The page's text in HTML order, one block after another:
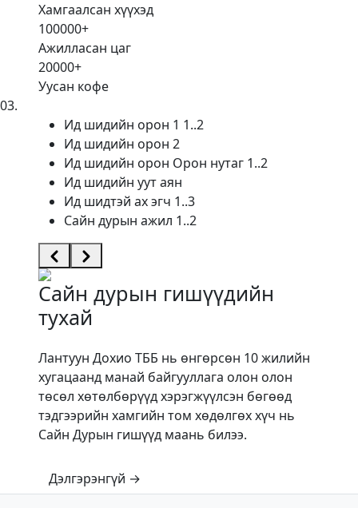
Хамгаалсан хүүхэд
100000+
Ажилласан цаг
20000+
Уусан кофе
03.
Ид шидийн орон 1 1..2
Ид шидийн орон 2
Ид шидийн орон Орон нутаг 1..2
Ид шидийн уут аян
Ид шидтэй ах эгч 1..3
Сайн дурын ажил 1..2
Сайн дурын гишүүдийн
тухай
Лантуун Дохио ТББ нь өнгөрсөн 10 жилийн
хугацаанд манай байгууллага олон олон
төсөл хөтөлбөрүүд хэрэгжүүлсэн бөгөөд
тэдгээрийн хамгийн том хөдөлгөх хүч нь
Сайн Дурын гишүүд маань билээ.
Дэлгэрэнгүй →